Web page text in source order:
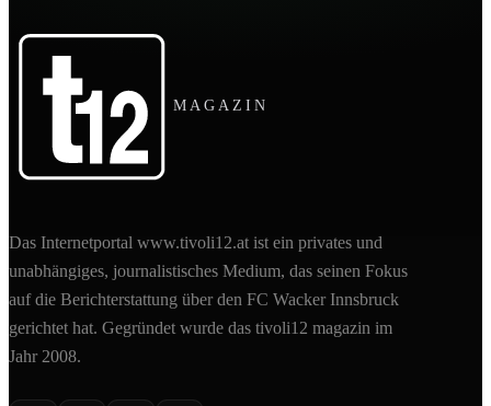
MAGAZIN
Das Internetportal www.tivoli12.at ist ein privates und
unabhängiges, journalistisches Medium, das seinen Fokus
auf die Berichterstattung über den FC Wacker Innsbruck
gerichtet hat. Gegründet wurde das tivoli12 magazin im
Jahr 2008.